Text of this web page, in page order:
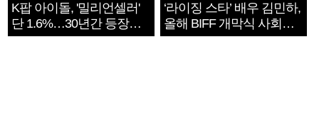
K팝 아이돌, '밀리언셀러'
단 1.6%…30년간 등장
1182개팀 전수조사
‘라이징 스타’ 배우 김민하,
올해 BIFF 개막식 사회자
확정